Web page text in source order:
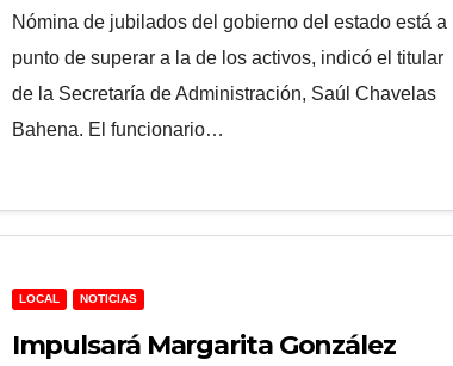
Nómina de jubilados del gobierno del estado está a
punto de superar a la de los activos, indicó el titular
de la Secretaría de Administración, Saúl Chavelas
Bahena. El funcionario…
LOCAL NOTICIAS
Impulsará Margarita González